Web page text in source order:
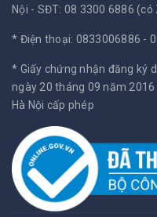
Nội - SĐT: 08 3300 6886
* Điện thoại: 0833006886 -
* Giấy chứng nhận đăng ký
ngày 20 tháng 09 năm
Hà Nội cấp phép